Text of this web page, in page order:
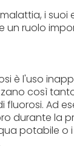
i
un ruolo
è l'uso
così
fluorosi. Ad
durante la
potabile o